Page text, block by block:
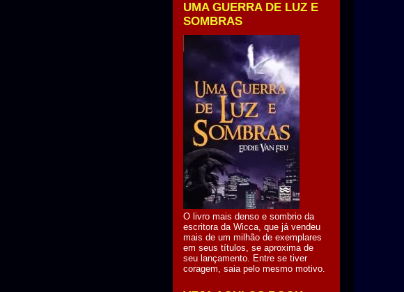
UMA GUERRA DE LUZ E
SOMBRAS
O livro mais denso e sombrio da
escritora da Wicca, que já vendeu
mais de um milhão de exemplares
em seus títulos, se aproxima de
seu lançamento. Entre se tiver
coragem, saia pelo mesmo motivo.